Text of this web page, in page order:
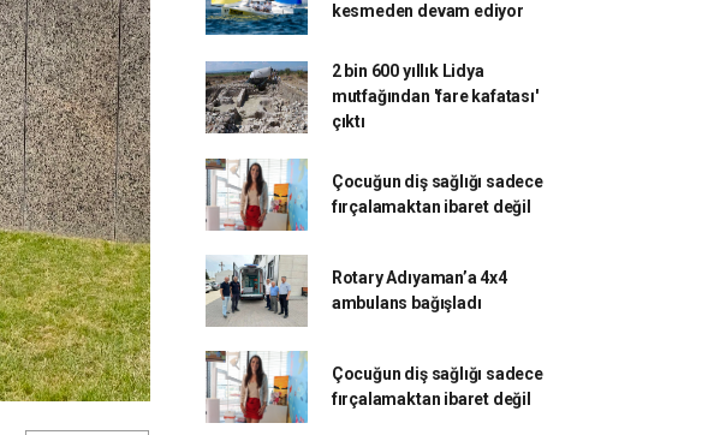
kesmeden devam ediyor
2 bin 600 yıllık Lidya
mutfağından 'fare kafatası'
çıktı
Çocuğun diş sağlığı sadece
fırçalamaktan ibaret değil
Rotary Adıyaman’a 4x4
ambulans bağışladı
Çocuğun diş sağlığı sadece
fırçalamaktan ibaret değil